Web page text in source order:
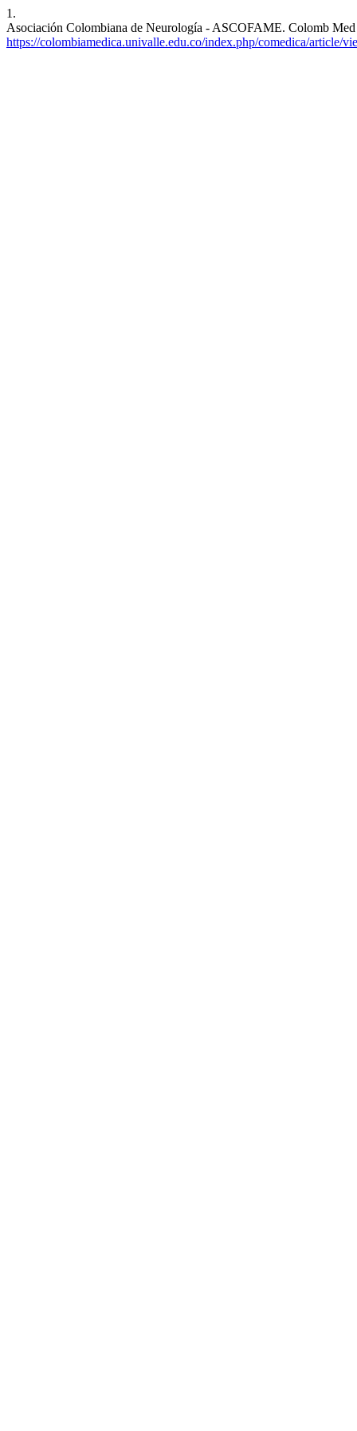
1.
Asociación Colombiana de Neurología - ASCOFAME. Colomb
https://colombiamedica.univalle.edu.co/index.php/comedica/article/